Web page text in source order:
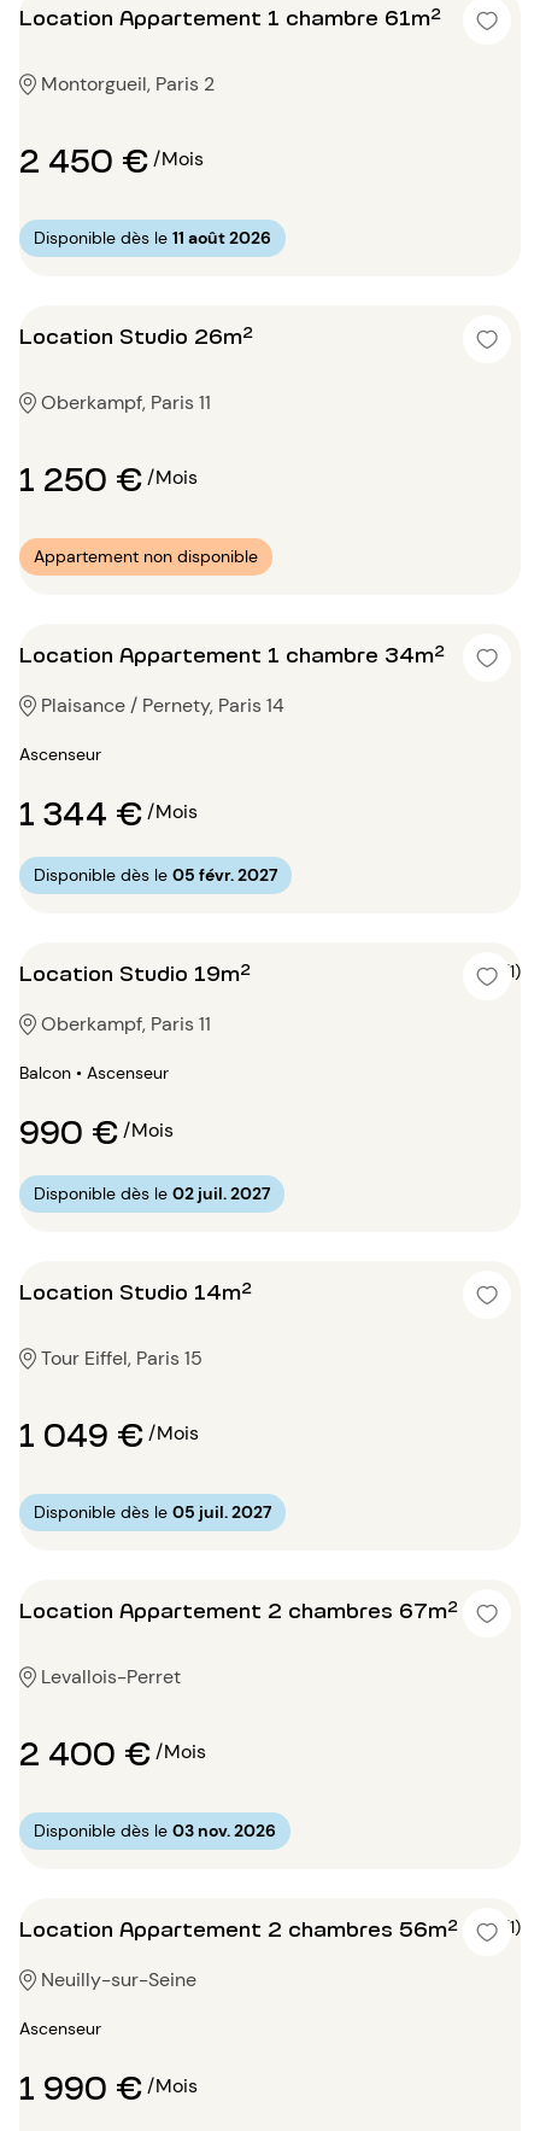
Location Appartement 1 chambre 61m²
Montorgueil, Paris 2
2 450 €/Mois
Disponible dès le 11 août 2026
Location Studio 26m²
Oberkampf, Paris 11
1 250 €/Mois
Appartement non disponible
Location Appartement 1 chambre 34m²
Plaisance / Pernety, Paris 14
Ascenseur
1 344 €/Mois
Disponible dès le 05 févr. 2027
Location Studio 19m² 5 (1)
Oberkampf, Paris 11
Balcon • Ascenseur
990 €/Mois
Disponible dès le 02 juil. 2027
Location Studio 14m²
Tour Eiffel, Paris 15
1 049 €/Mois
Disponible dès le 05 juil. 2027
Location Appartement 2 chambres 67m²
Levallois-Perret
2 400 €/Mois
Disponible dès le 03 nov. 2026
Location Appartement 2 chambres 56m² 5 (1)
Neuilly-sur-Seine
Ascenseur
1 990 €/Mois